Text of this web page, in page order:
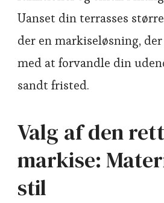
Uanset din terrasses
der en markiseløsning,
med at forvandle din
sandt fristed.
Valg af den
markise:
stil